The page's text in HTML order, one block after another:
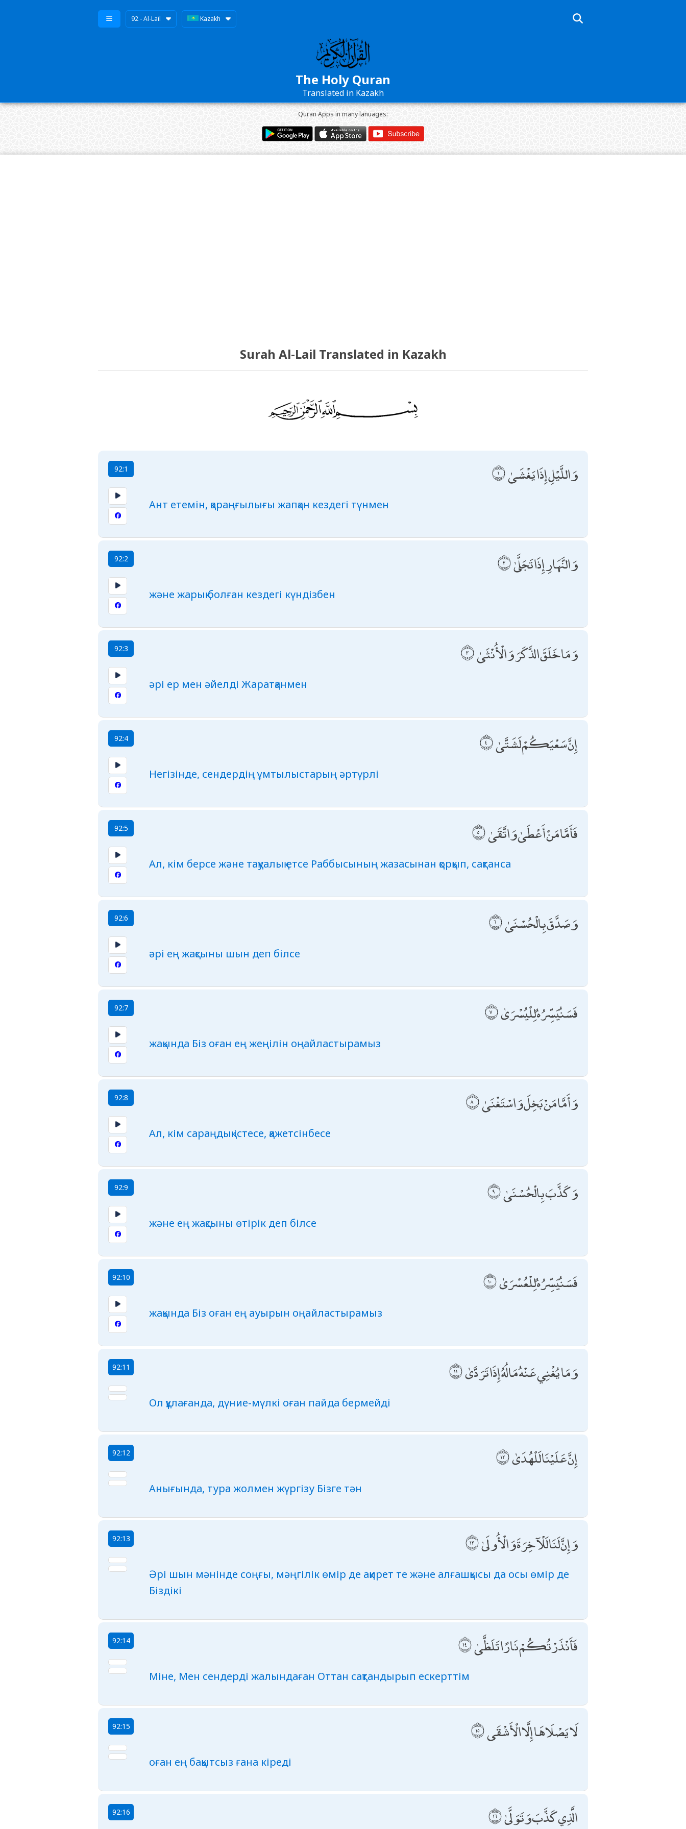
92 - Al-Lail Kazakh
The Holy Quran
Translated in Kazakh
Quran Apps in many lanuages:
Surah Al-Lail Translated in Kazakh
92:1 وَاللَّيْلِ إِذَا يَغْشَىٰ
Ант етемін, қараңғылығы жапқан кездегі түнмен
92:2 وَالنَّهَارِ إِذَا تَجَلَّىٰ
және жарық болған кездегі күндізбен
92:3 وَمَا خَلَقَ الذَّكَرَ وَالْأُنْثَىٰ
әрі ер мен әйелді Жаратқанмен
92:4 إِنَّ سَعْيَكُمْ لَشَتَّىٰ
Негізінде, сендердің ұмтылыстарың әртүрлі
92:5 فَأَمَّا مَنْ أَعْطَىٰ وَاتَّقَىٰ
Ал, кім берсе және тақуалық етсе Раббысының жазасынан қорқып, сақтанса
92:6 وَصَدَّقَ بِالْحُسْنَىٰ
әрі ең жақсыны шын деп білсе
92:7 فَسَنُيَسِّرُهُ لِلْيُسْرَىٰ
жақында Біз оған ең жеңілін оңайластырамыз
92:8 وَأَمَّا مَنْ بَخِلَ وَاسْتَغْنَىٰ
Ал, кім сараңдық істесе, қажетсінбесе
92:9 وَكَذَّبَ بِالْحُسْنَىٰ
және ең жақсыны өтірік деп білсе
92:10 فَسَنُيَسِّرُهُ لِلْعُسْرَىٰ
жақында Біз оған ең ауырын оңайластырамыз
92:11 وَمَا يُغْنِي عَنْهُ مَالُهُ إِذَا تَرَدَّىٰ
Ол құлағанда, дүние-мүлкі оған пайда бермейді
92:12 إِنَّ عَلَيْنَا لَلْهُدَىٰ
Анығында, тура жолмен жүргізу Бізге тән
92:13 وَإِنَّ لَنَا لَلْآخِرَةَ وَالْأُولَىٰ
Әрі шын мәнінде соңғы, мәңгілік өмір де ақирет те және алғашқысы да осы өмір де
Біздікі
92:14 فَأَنْذَرْتُكُمْ نَارًا تَلَظَّىٰ
Міне, Мен сендерді жалындаған Оттан сақтандырып ескерттім
92:15 لَا يَصْلَاهَا إِلَّا الْأَشْقَى
оған ең бақытсыз ғана кіреді
92:16 الَّذِي كَذَّبَ وَتَوَلَّىٰ